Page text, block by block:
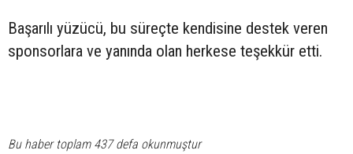
Başarılı yüzücü, bu süreçte kendisine destek veren
sponsorlara ve yanında olan herkese teşekkür etti.
Bu haber toplam 437 defa okunmuştur